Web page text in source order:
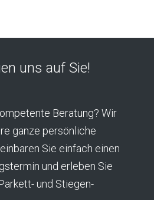
uns auf Sie!
Beratung? Wir
ganze persönliche
Sie einfach einen
und erleben Sie
und Stiegen-